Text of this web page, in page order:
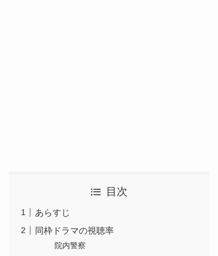
目次
あらすじ
同枠ドラマの視聴率
院内警察